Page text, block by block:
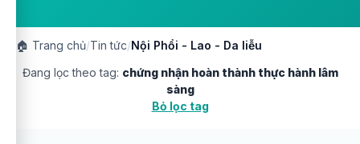
🏠 Trang chủ/Tin tức/Nội Phổi - Lao - Da liễu
Đang lọc theo tag: chứng nhận hoàn thành thực hành lâm
sàng
Bỏ lọc tag